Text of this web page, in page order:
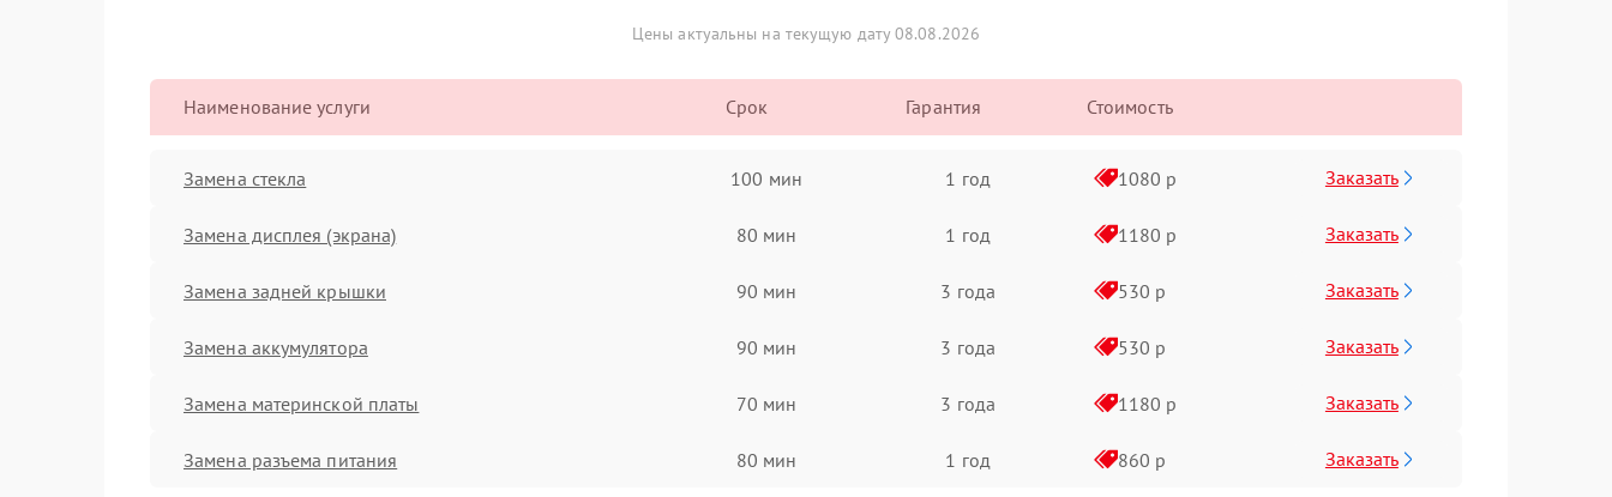
Цены актуальны на текущую дату 08.08.2026
Наименование услуги Срок Гарантия Стоимость
Замена стекла 100 мин 1 год 1080 р Заказать
Замена дисплея (экрана) 80 мин 1 год 1180 р Заказать
Замена задней крышки 90 мин 3 года 530 р Заказать
Замена аккумулятора 90 мин 3 года 530 р Заказать
Замена материнской платы 70 мин 3 года 1180 р Заказать
Замена разъема питания 80 мин 1 год 860 р Заказать